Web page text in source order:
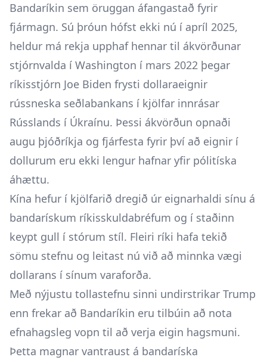
Bandaríkin sem öruggan áfangastað fyrir
fjármagn. Sú þróun hófst ekki nú í apríl 2025,
heldur má rekja upphaf hennar til ákvörðunar
stjórnvalda í Washington í mars 2022 þegar
ríkisstjórn Joe Biden frysti dollaraeignir
rússneska seðlabankans í kjölfar innrásar
Rússlands í Úkraínu. Þessi ákvörðun opnaði
augu þjóðríkja og fjárfesta fyrir því að eignir í
dollurum eru ekki lengur hafnar yfir pólitíska
áhættu.
Kína hefur í kjölfarið dregið úr eignarhaldi sínu á
bandarískum ríkisskuldabréfum og í staðinn
keypt gull í stórum stíl. Fleiri ríki hafa tekið
sömu stefnu og leitast nú við að minnka vægi
dollarans í sínum varaforða.
Með nýjustu tollastefnu sinni undirstrikar Trump
enn frekar að Bandaríkin eru tilbúin að nota
efnahagsleg vopn til að verja eigin hagsmuni.
Þetta magnar vantraust á bandaríska